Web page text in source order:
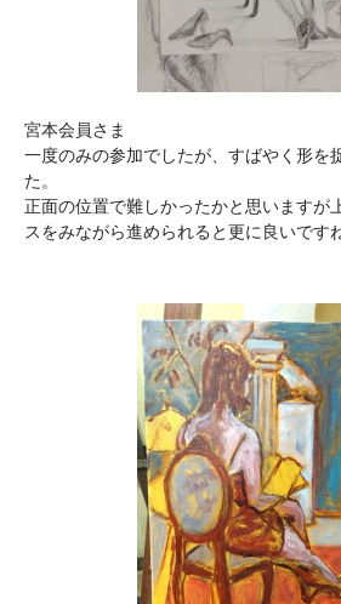
宮本会員さま
一度のみの参加でしたが、すばやく形を
た。
正面の位置で難しかったかと思いますが
スをみながら進められると更に良いですね